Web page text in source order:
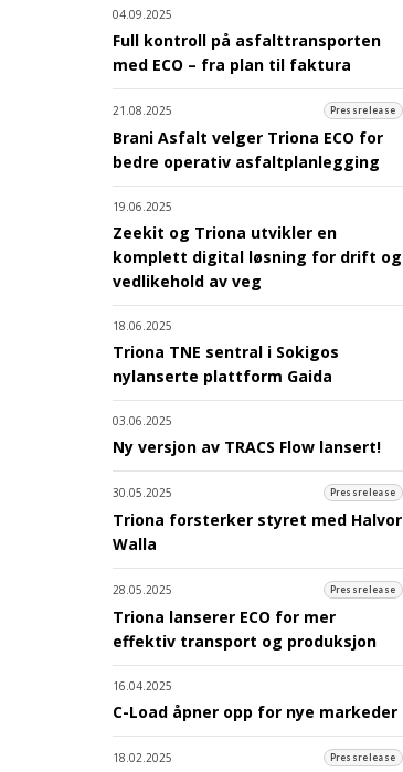
04.09.2025
Full kontroll på asfalttransporten
med ECO – fra plan til faktura
21.08.2025 Pressrelease
Brani Asfalt velger Triona ECO for
bedre operativ asfaltplanlegging
19.06.2025
Zeekit og Triona utvikler en
komplett digital løsning for drift og
vedlikehold av veg
18.06.2025
Triona TNE sentral i Sokigos
nylanserte plattform Gaida
03.06.2025
Ny versjon av TRACS Flow lansert!
30.05.2025 Pressrelease
Triona forsterker styret med Halvor
Walla
28.05.2025 Pressrelease
Triona lanserer ECO for mer
effektiv transport og produksjon
16.04.2025
C-Load åpner opp for nye markeder
18.02.2025 Pressrelease